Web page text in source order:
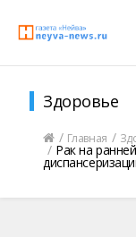
Здоровье
Главная
Рак на